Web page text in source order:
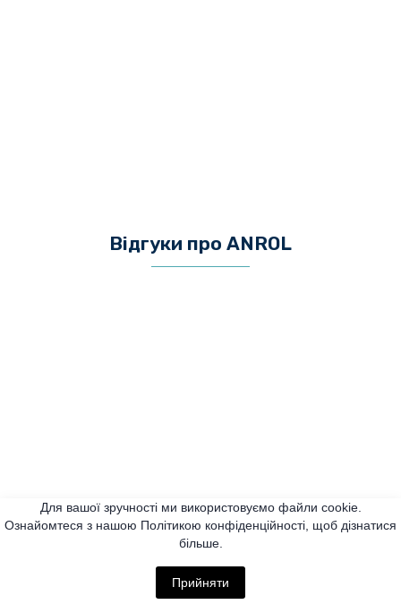
Відгуки про ANROL
Потрібен замір?
Для вашої зручності ми використовуємо файли cookie.
Ознайомтеся з нашою Політикою конфіденційності, щоб дізнатися
більше.
Прийняти